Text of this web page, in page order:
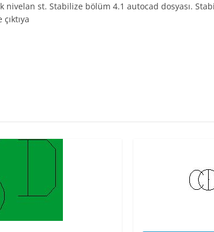
nivelan st. Stabilize bölüm 4.1 autocad dosyası.